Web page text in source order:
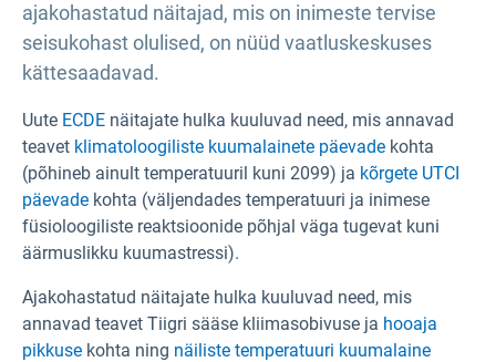
ajakohastatud näitajad, mis on inimeste tervise
seisukohast olulised, on nüüd vaatluskeskuses
kättesaadavad.
Uute ECDE näitajate hulka kuuluvad need, mis annavad
teavet klimatoloogiliste kuumalainete päevade kohta
(põhineb ainult temperatuuril kuni 2099) ja kõrgete UTCI
päevade kohta (väljendades temperatuuri ja inimese
füsioloogiliste reaktsioonide põhjal väga tugevat kuni
äärmuslikku kuumastressi).
Ajakohastatud näitajate hulka kuuluvad need, mis
annavad teavet Tiigri sääse kliimasobivuse ja hooaja
pikkuse kohta ning näiliste temperatuuri kuumalaine